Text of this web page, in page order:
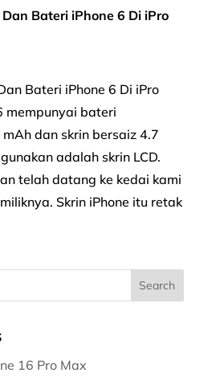
Bateri iPhone 6 Di iPro
Bateri iPhone 6 Di iPro
mempunyai bateri
dan skrin bersaiz 4.7
adalah skrin LCD.
telah datang ke kedai kami
Skrin iPhone itu retak
16 Pro Max